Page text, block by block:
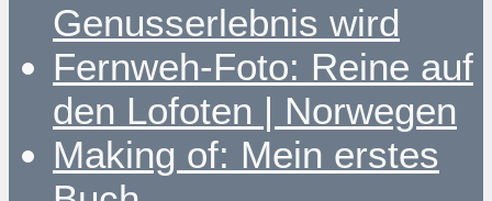
Genusserlebnis wird
Fernweh-Foto: Reine auf
den Lofoten | Norwegen
Making of: Mein erstes